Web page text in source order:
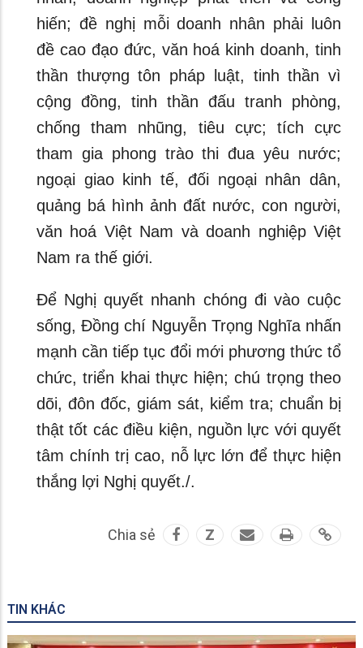
hiến; đề nghị mỗi doanh nhân phải luôn
đề cao đạo đức, văn hoá kinh doanh, tinh
thần thượng tôn pháp luật, tinh thần vì
cộng đồng, tinh thần đấu tranh phòng,
chống tham nhũng, tiêu cực; tích cực
tham gia phong trào thi đua yêu nước;
ngoại giao kinh tế, đối ngoại nhân dân,
quảng bá hình ảnh đất nước, con người,
văn hoá Việt Nam và doanh nghiệp Việt
Nam ra thế giới.
Để Nghị quyết nhanh chóng đi vào cuộc
sống, Đồng chí Nguyễn Trọng Nghĩa nhấn
mạnh cần tiếp tục đổi mới phương thức tổ
chức, triển khai thực hiện; chú trọng theo
dõi, đôn đốc, giám sát, kiểm tra; chuẩn bị
thật tốt các điều kiện, nguồn lực với quyết
tâm chính trị cao, nỗ lực lớn để thực hiện
thắng lợi Nghị quyết./.
Chia sẻ Z
TIN KHÁC